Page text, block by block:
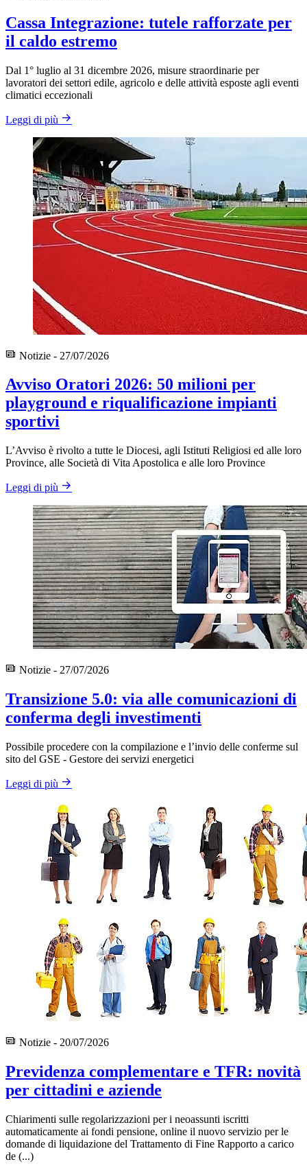
Cassa Integrazione: tutele rafforzate per
il caldo estremo
Dal 1° luglio al 31 dicembre 2026, misure straordinarie per
lavoratori dei settori edile, agricolo e delle attività esposte agli eventi
climatici eccezionali
Leggi di più
Notizie - 27/07/2026
Avviso Oratori 2026: 50 milioni per
playground e riqualificazione impianti
sportivi
L’Avviso è rivolto a tutte le Diocesi, agli Istituti Religiosi ed alle loro
Province, alle Società di Vita Apostolica e alle loro Province
Leggi di più
Notizie - 27/07/2026
Transizione 5.0: via alle comunicazioni di
conferma degli investimenti
Possibile procedere con la compilazione e l’invio delle conferme sul
sito del GSE - Gestore dei servizi energetici
Leggi di più
Notizie - 20/07/2026
Previdenza complementare e TFR: novità
per cittadini e aziende
Chiarimenti sulle regolarizzazioni per i neoassunti iscritti
automaticamente ai fondi pensione, online il nuovo servizio per le
domande di liquidazione del Trattamento di Fine Rapporto a carico
de (...)